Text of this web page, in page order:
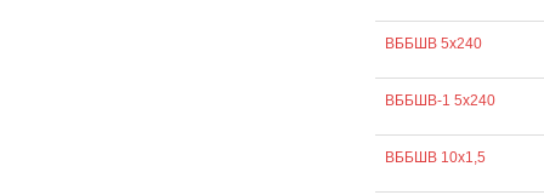
ВББШВ 5х240
ВББШВ-1 5х240
ВББШВ 10х1,5